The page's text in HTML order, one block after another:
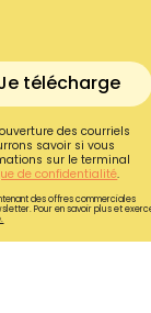
télécharge
des courriels
savoir si vous
sur le terminal
de confidentialité.
des offres commerciales
Pour en savoir plus et